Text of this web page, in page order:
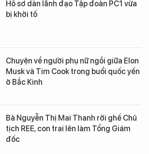
Hồ sơ dàn lãnh đạo Tập đoàn PC1 vừa
bị khởi tố
Chuyện về người phụ nữ ngồi giữa Elon
Musk và Tim Cook trong buổi quốc yến
ở Bắc Kinh
Bà Nguyễn Thị Mai Thanh rời ghế Chủ
tịch REE, con trai lên làm Tổng Giám
đốc